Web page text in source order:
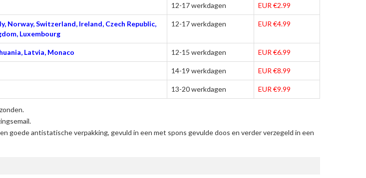
12-17 werkdagen EUR €2.99
Norway, Switzerland, Ireland, Czech Republic,
Luxembourg
12-17 werkdagen EUR €4.99
Latvia, Monaco 12-15 werkdagen EUR €6.99
14-19 werkdagen EUR €8.99
13-20 werkdagen EUR €9.99
goede antistatische verpakking, gevuld in een met spons gevulde doos en verder verzegeld in een